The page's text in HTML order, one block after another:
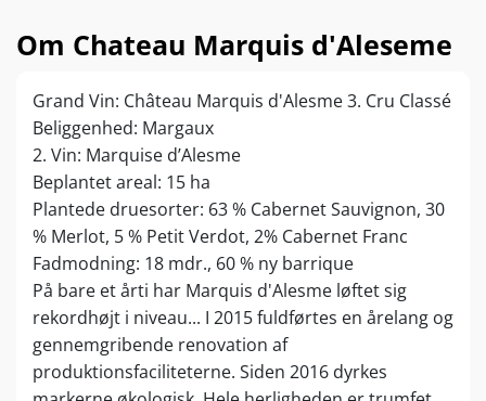
- you can feel the depth and weight and
sophistication, the Cabernet shines and I love
too. Sweet, sharp, great acidity, layered and
forward. Long and still a bit lean which gives
focus on the finish. Will be delicious and great
to enjoy when ready. 2% Cabernet Franc
completes the blend. 3.83pH.
Om Chateau Marquis d'Aleseme
Grand Vin: Château Marquis d'Alesme 3. Cru Classé
Beliggenhed: Margaux
2. Vin: Marquise d’Alesme
Beplantet areal: 15 ha
Plantede druesorter: 63 % Cabernet Sauvignon, 30
% Merlot, 5 % Petit Verdot, 2% Cabernet Franc
Fadmodning: 18 mdr., 60 % ny barrique
På bare et årti har Marquis d'Alesme løftet sig
rekordhøjt i niveau... I 2015 fuldførtes en årelang og
gennemgribende renovation af
produktionsfaciliteterne. Siden 2016 dyrkes